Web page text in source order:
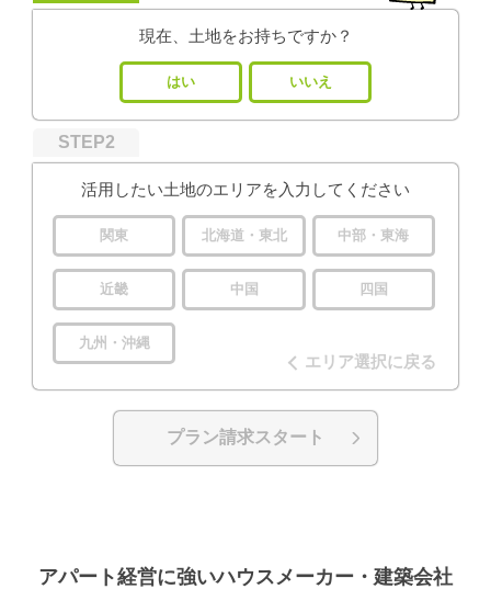
現在、土地をお持ちですか？
はい いいえ
STEP2
活用したい土地のエリアを入力してください
関東 北海道・東北 中部・東海
近畿 中国 四国
九州・沖縄
エリア選択に戻る
プラン請求スタート
アパート経営に強いハウスメーカー・建築会社